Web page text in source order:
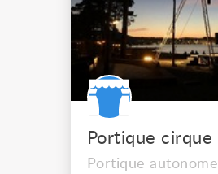
Portique autonome